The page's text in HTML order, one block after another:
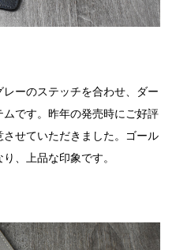
ーのステッチを合わせ、ダー
です。昨年の発売時にご好評
せていただきました。ゴール
、上品な印象です。